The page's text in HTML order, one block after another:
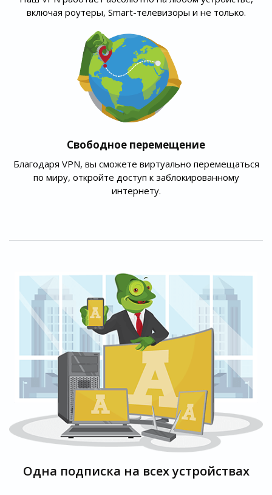
включая роутеры, Smart-телевизоры и не только.
Свободное перемещение
Благодаря VPN, вы сможете виртуально перемещаться
по миру, откройте доступ к заблокированному
интернету.
Одна подписка на всех устройствах